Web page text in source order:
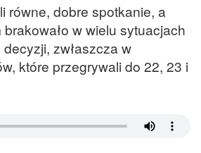
równe, dobre spotkanie, a
w wielu sytuacjach
zwłaszcza w
które przegrywali do 22, 23 i